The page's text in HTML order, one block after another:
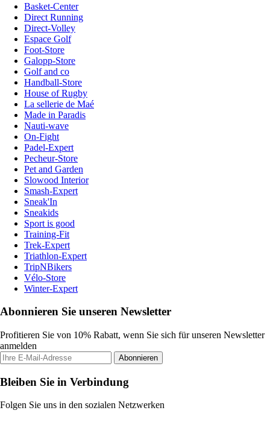
Basket-Center
Direct Running
Direct-Volley
Espace Golf
Foot-Store
Galopp-Store
Golf and co
Handball-Store
House of Rugby
La sellerie de Maé
Made in Paradis
Nauti-wave
On-Fight
Padel-Expert
Pecheur-Store
Pet and Garden
Slowood Interior
Smash-Expert
Sneak'In
Sneakids
Sport is good
Training-Fit
Trek-Expert
Triathlon-Expert
TripNBikers
Vélo-Store
Winter-Expert
Abonnieren Sie unseren Newsletter
Profitieren Sie von 10% Rabatt, wenn Sie sich für unseren Newsletter
anmelden
Abonnieren
Bleiben Sie in Verbindung
Folgen Sie uns in den sozialen Netzwerken